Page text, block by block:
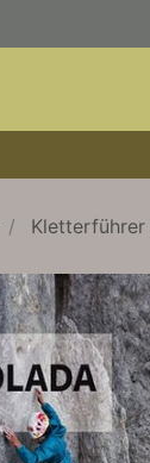
Kletterführer